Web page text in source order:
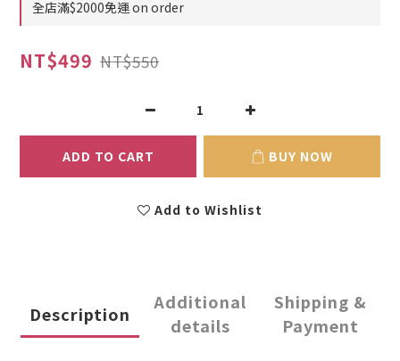
全店滿$2000免運 on order
NT$499 NT$550
ADD TO CART BUY NOW
Add to Wishlist
Description
Additional
details
Shipping &
Payment